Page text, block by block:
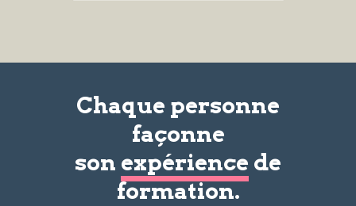
Chaque personne
façonne
son expérience de
formation.